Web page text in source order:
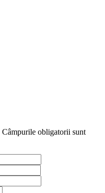
Câmpurile obligatorii sunt